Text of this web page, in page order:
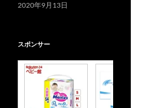
2020年9月13日
スポンサー